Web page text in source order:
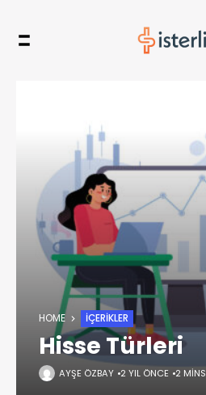
HOME İÇERIKLER
Hisse Türleri
AYŞE ÖZBAY 2 YIL ÖNCE 2 MINS